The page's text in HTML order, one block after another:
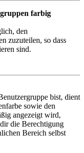
farbig
den
zuzuteilen, so dass
sind.
bist, dient
sowie den
angezeigt wird,
die Berechtigung
Bereich selbst